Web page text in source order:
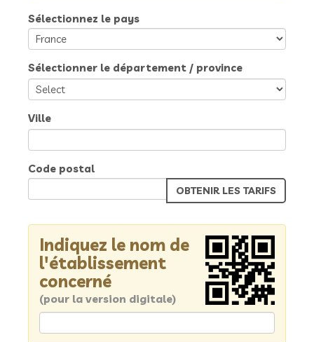
Sélectionnez le pays
Sélectionner le département / province
Ville
Code postal
Indiquez le nom de
l'établissement
concerné
(pour la version digitale)